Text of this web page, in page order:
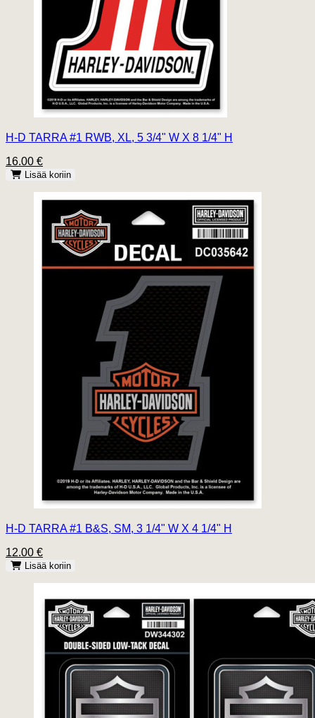
H-D TARRA #1 RWB, XL, 5 3/4" W X 8 1/4" H
16.00 €
Lisää koriin
H-D TARRA #1 B&S, SM, 3 1/4" W X 4 1/4" H
12.00 €
Lisää koriin